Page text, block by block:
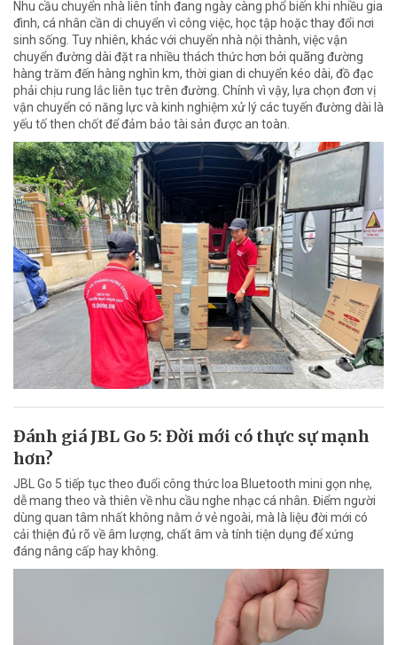
Nhu cầu chuyển nhà liên tỉnh đang ngày càng phổ biến khi nhiều gia
đình, cá nhân cần di chuyển vì công việc, học tập hoặc thay đổi nơi
sinh sống. Tuy nhiên, khác với chuyển nhà nội thành, việc vận
chuyển đường dài đặt ra nhiều thách thức hơn bởi quãng đường
hàng trăm đến hàng nghìn km, thời gian di chuyển kéo dài, đồ đạc
phải chịu rung lắc liên tục trên đường. Chính vì vậy, lựa chọn đơn vị
vận chuyển có năng lực và kinh nghiệm xử lý các tuyến đường dài là
yếu tố then chốt để đảm bảo tài sản được an toàn.
Đánh giá JBL Go 5: Đời mới có thực sự mạnh
hơn?
JBL Go 5 tiếp tục theo đuổi công thức loa Bluetooth mini gọn nhẹ,
dễ mang theo và thiên về nhu cầu nghe nhạc cá nhân. Điểm người
dùng quan tâm nhất không nằm ở vẻ ngoài, mà là liệu đời mới có
cải thiện đủ rõ về âm lượng, chất âm và tính tiện dụng để xứng
đáng nâng cấp hay không.